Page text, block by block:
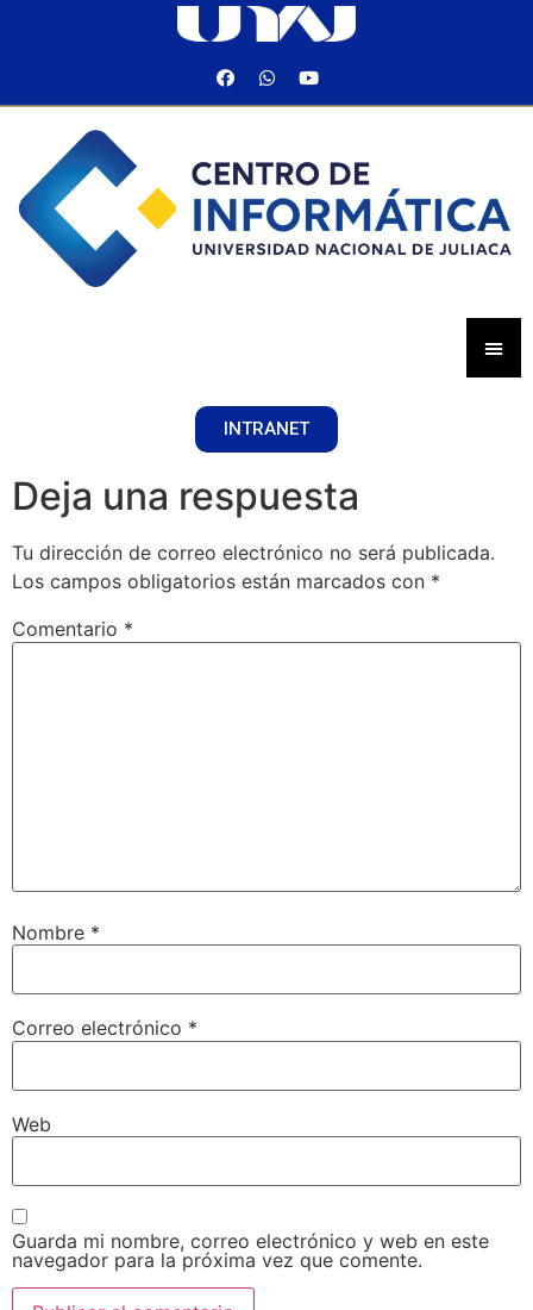
INTRANET
Deja una respuesta
Tu dirección de correo electrónico no será publicada.
Los campos obligatorios están marcados con *
Comentario *
Nombre *
Correo electrónico *
Web
Guarda mi nombre, correo electrónico y web en este
navegador para la próxima vez que comente.